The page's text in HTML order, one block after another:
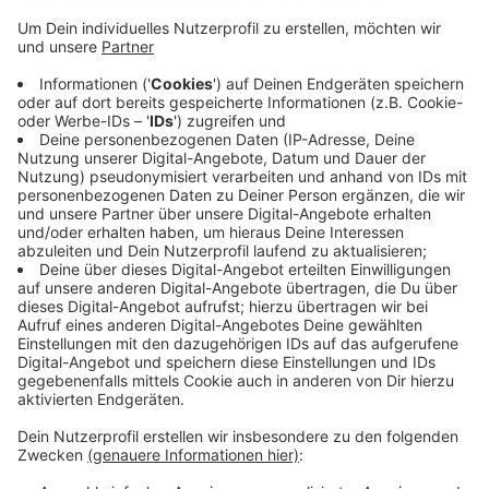
sollen dann in anderen Gebäuden zusammengelegt
werden - oder ins Homeoffice gehen. Bisher sind
ungefähr 25 Prozent der Beschäftigten im
Homeoffice. Die Stadt plant, dafür demnächst
verstärkt zu werben, um den Anteil zu steigern.
Sie will 20 Prozent Energie in ihren Gebäuden
sparen. Bisher ist sie davon aber noch weit
entfernt - unter anderem, weil mehr als die Hälfte
ihrer Gebäude wie Schulen und Kitas gesetzlich
von den Energiesparmaßnahmen ausgenommen
sind.
Veröffentlicht:Freitag, 28.10.2022 11:08
Anzeige